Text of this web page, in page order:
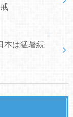
本は猛暑続